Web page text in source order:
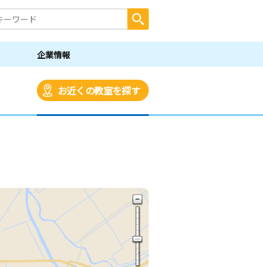
企業情報
お近くの教室を探す